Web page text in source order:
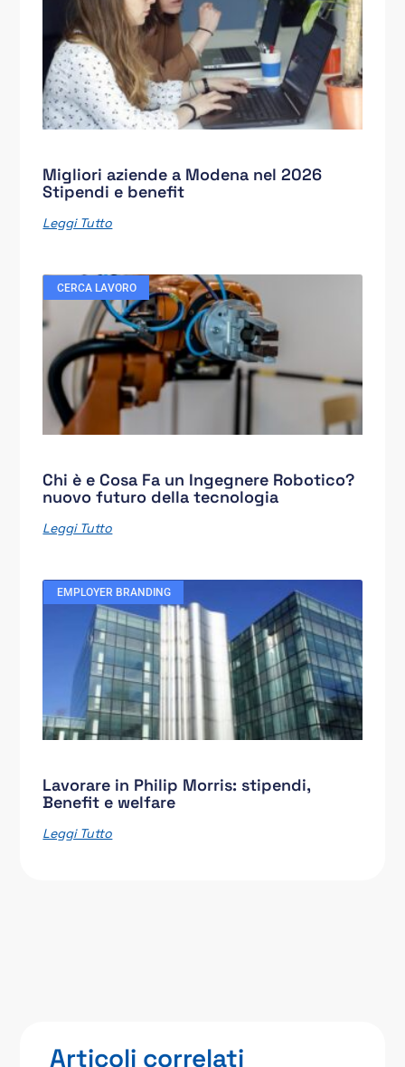
Migliori aziende a Modena nel 2026
Stipendi e benefit
Leggi Tutto
CERCA LAVORO
Chi è e Cosa Fa un Ingegnere Robotico?
nuovo futuro della tecnologia
Leggi Tutto
EMPLOYER BRANDING
Lavorare in Philip Morris: stipendi,
Benefit e welfare
Leggi Tutto
Articoli correlati